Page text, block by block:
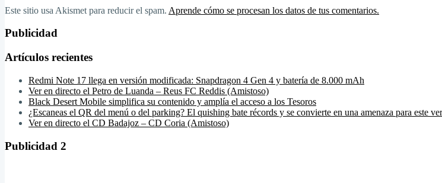
Este sitio usa Akismet para reducir el spam. Aprende cómo se procesan los datos de tus comentarios.
Publicidad
Artículos recientes
Redmi Note 17 llega en versión modificada: Snapdragon 4 Gen 4 y batería de 8.000 mAh
Ver en directo el Petro de Luanda – Reus FC Reddis (Amistoso)
Black Desert Mobile simplifica su contenido y amplía el acceso a los Tesoros
¿Escaneas el QR del menú o del parking? El quishing bate récords y se convierte en una amenaza para este
Ver en directo el CD Badajoz – CD Coria (Amistoso)
Publicidad 2